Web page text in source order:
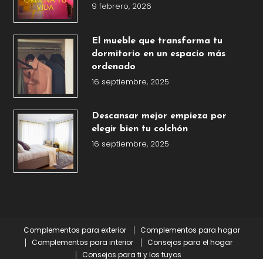
9 febrero, 2026
El mueble que transforma tu
dormitorio en un espacio más
ordenado
16 septiembre, 2025
Descansar mejor empieza por
elegir bien tu colchón
16 septiembre, 2025
Complementos para exterior
Complementos para hogar
Complementos para interior
Consejos para el hogar
Consejos para ti y los tuyos